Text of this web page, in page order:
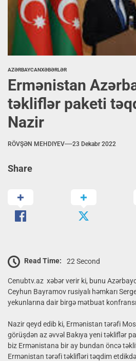
AZƏRBAYCANXƏBƏRLƏR
Ermənistan
təkliflər paketi
Nazir
RÖVŞƏN MEHDIYEV 23 Dekabr 2022
Share
Read Time: 22 Second
Cenubtv.az xəbər verir ki, bunu
Ceyhun Bayramov rusiyalı həmkarı
yekunlarına dair birgə mətbuat
Nazir qeyd edib ki, Ermənistan tərəfi
görüşdən az əvvəl Bakıya yeni təkliflər
biz Ermənistana bir ay bundan öncə
Ermənistan tərəfi təklifləri təqdim